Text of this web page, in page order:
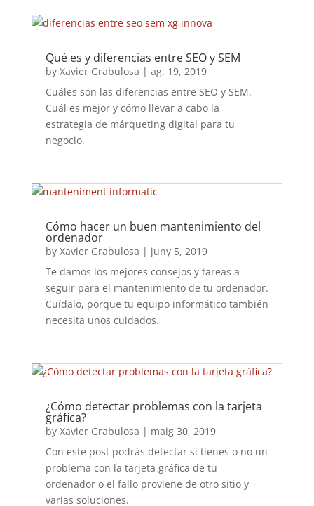
Qué es y diferencias entre SEO y SEM
by Xavier Grabulosa | ag. 19, 2019
Cuáles son las diferencias entre SEO y SEM.
Cuál es mejor y cómo llevar a cabo la
estrategia de márqueting digital para tu
negocio.
Cómo hacer un buen mantenimiento del
ordenador
by Xavier Grabulosa | juny 5, 2019
Te damos los mejores consejos y tareas a
seguir para el mantenimiento de tu ordenador.
Cuídalo, porque tu equipo informático también
necesita unos cuidados.
¿Cómo detectar problemas con la tarjeta
gráfica?
by Xavier Grabulosa | maig 30, 2019
Con este post podrás detectar si tienes o no un
problema con la tarjeta gráfica de tu
ordenador o el fallo proviene de otro sitio y
varias soluciones.